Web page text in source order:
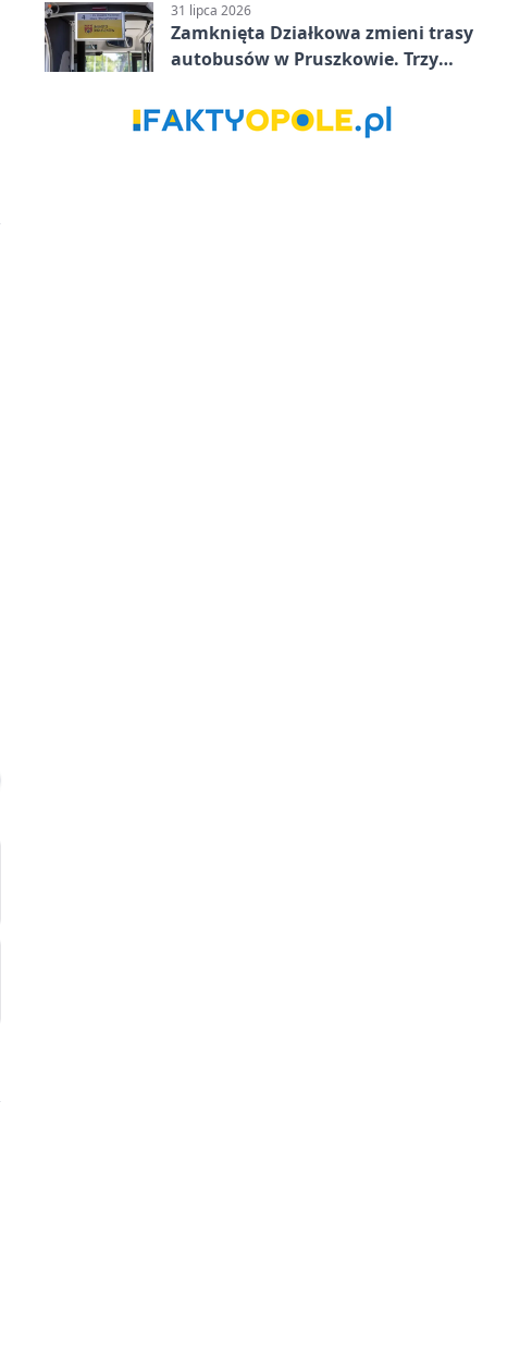
31 lipca 2026
Zamknięta Działkowa zmieni trasy
autobusów w Pruszkowie. Trzy